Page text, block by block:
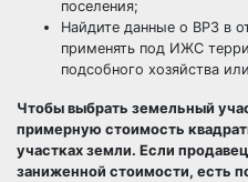
поселения;
Найдите данные о ВРЗ в
применять под ИЖС
подсобного хозяйства
Чтобы выбрать земельный
примерную стоимость
участках земли. Если
заниженной стоимости, есть